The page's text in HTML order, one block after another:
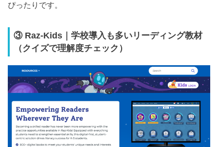
ぴったりです。
③ Raz-Kids｜学校導入も多いリーディング教材
（クイズで理解度チェック）